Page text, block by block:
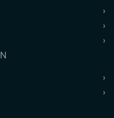
›
›
›
›
›